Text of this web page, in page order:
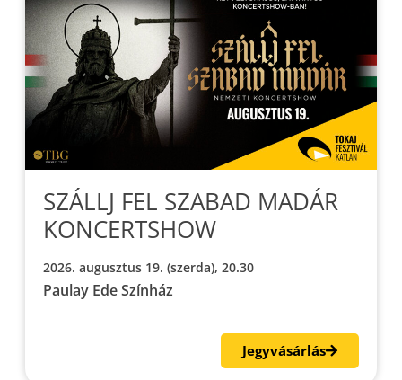
SZÁLLJ FEL SZABAD MADÁR
KONCERTSHOW
2026. augusztus 19. (szerda), 20.30
Paulay Ede Színház
Jegyvásárlás